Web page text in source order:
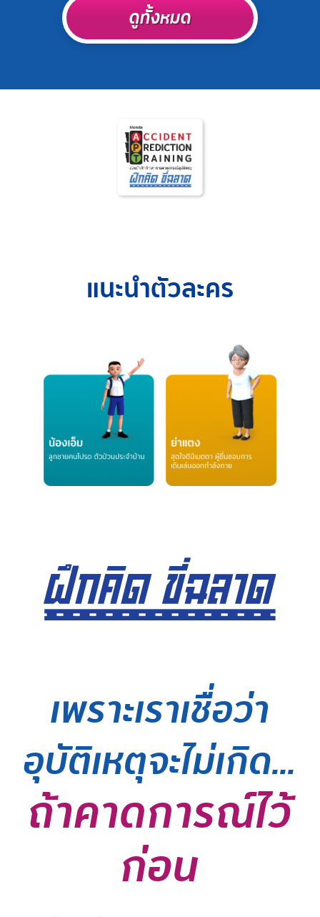
ดูทั้งหมด
แนะนำตัวละคร
เพราะเราเชื่อว่า
อุบัติเหตุจะไม่เกิด...
ถ้าคาดการณ์ไว้
ก่อน